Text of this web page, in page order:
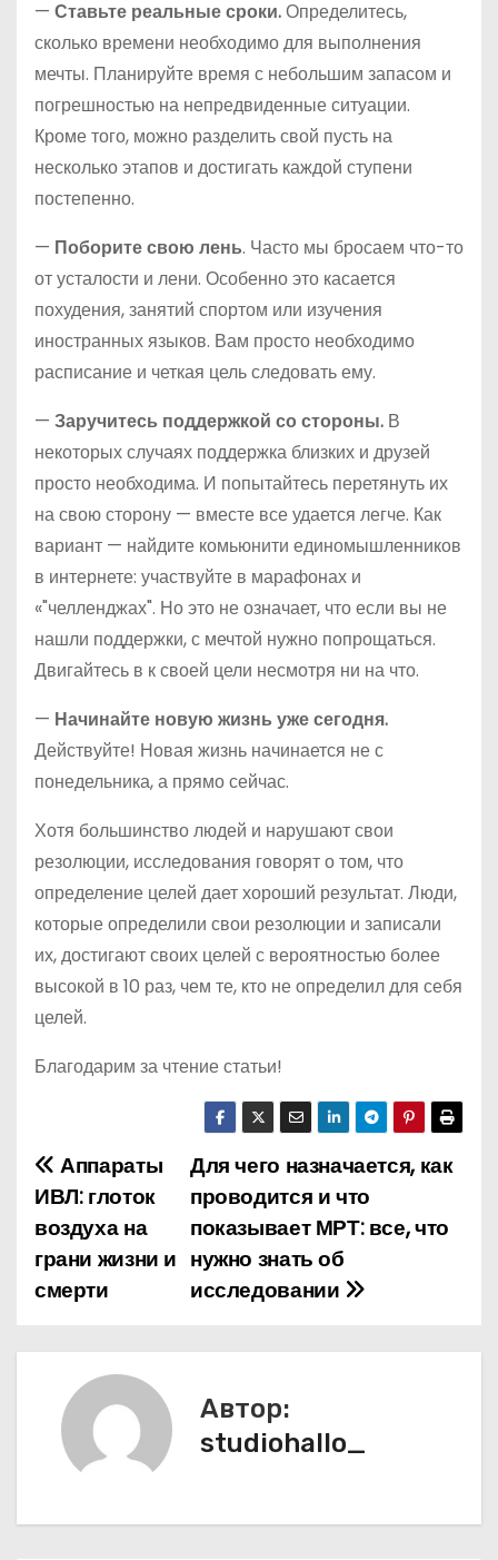
— Ставьте реальные сроки.Определитесь,
сколько времени необходимо для выполнения
мечты. Планируйте время с небольшим запасом и
погрешностью на непредвиденные ситуации.
Кроме того, можно разделить свой пусть на
несколько этапов и достигать каждой ступени
постепенно.
— Поборите свою лень. Часто мы бросаем что-то
от усталости и лени. Особенно это касается
похудения, занятий спортом или изучения
иностранных языков. Вам просто необходимо
расписание и четкая цель следовать ему.
— Заручитесь поддержкой со стороны. В
некоторых случаях поддержка близких и друзей
просто необходима. И попытайтесь перетянуть их
на свою сторону — вместе все удается легче. Как
вариант — найдите комьюнити единомышленников
в интернете: участвуйте в марафонах и
«"челленджах". Но это не означает, что если вы не
нашли поддержки, с мечтой нужно попрощаться.
Двигайтесь в к своей цели несмотря ни на что.
— Начинайте новую жизнь уже сегодня.
Действуйте! Новая жизнь начинается не с
понедельника, а прямо сейчас.
Хотя большинство людей и нарушают свои
резолюции, исследования говорят о том, что
определение целей дает хороший результат. Люди,
которые определили свои резолюции и записали
их, достигают своих целей с вероятностью более
высокой в 10 раз, чем те, кто не определил для себя
целей.
Благодарим за чтение статьи!
Н
а
в
г
Для чего назначается, как
проводится и что
показывает МРТ: все, что
нужно знать об
исследовании
Аппараты
ИВЛ: глоток
воздуха на
грани жизни и
смерти
Автор:
studiohallo_